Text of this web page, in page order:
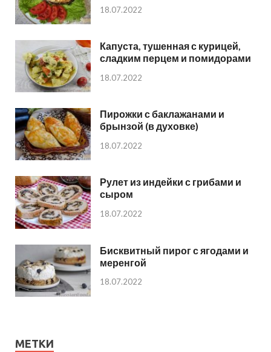
18.07.2022
Капуста, тушенная с курицей,
сладким перцем и помидорами
18.07.2022
Пирожки с баклажанами и
брынзой (в духовке)
18.07.2022
Рулет из индейки с грибами и
сыром
18.07.2022
Бисквитный пирог с ягодами и
меренгой
18.07.2022
МЕТКИ